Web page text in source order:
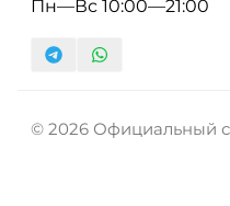
Пн—Вс 10:00—21:00
© 2026 Официальный